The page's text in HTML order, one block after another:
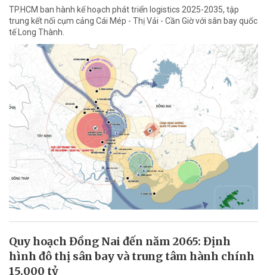
TP.HCM ban hành kế hoạch phát triển logistics 2025-2035, tập
trung kết nối cụm cảng Cái Mép - Thị Vải - Cần Giờ với sân bay quốc
tế Long Thành.
Quy hoạch Đồng Nai đến năm 2065: Định
hình đô thị sân bay và trung tâm hành chính
15.000 tỷ